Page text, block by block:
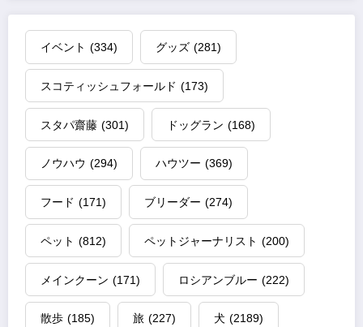
イベント (334) グッズ (281)
スコティッシュフォールド (173)
スタパ齋藤 (301) ドッグラン (168)
ノウハウ (294) ハウツー (369)
フード (171) ブリーダー (274)
ペット (812) ペットジャーナリスト (200)
メインクーン (171) ロシアンブルー (222)
散歩 (185) 旅 (227) 犬 (2189)